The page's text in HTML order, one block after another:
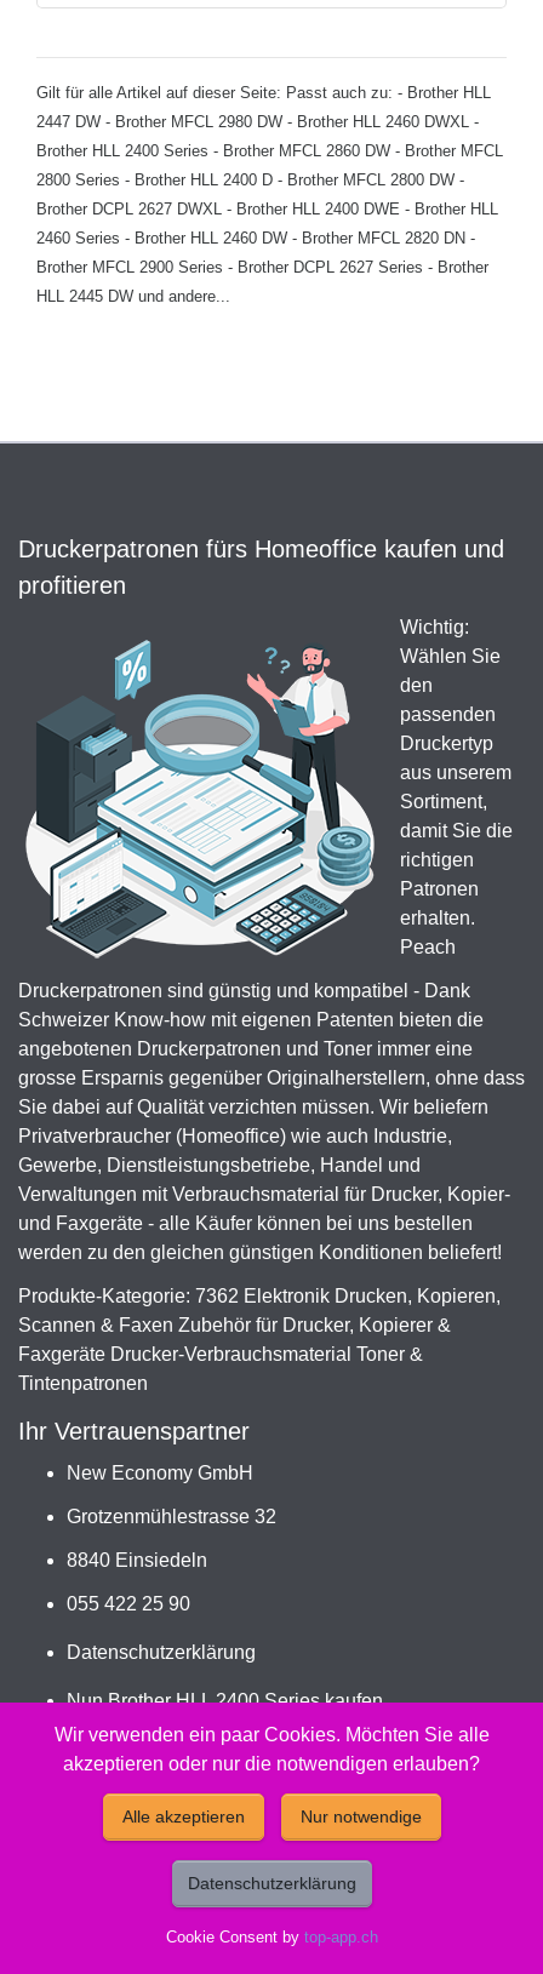
Gilt für alle Artikel auf dieser Seite: Passt auch zu: - Brother HLL
2447 DW - Brother MFCL 2980 DW - Brother HLL 2460 DWXL -
Brother HLL 2400 Series - Brother MFCL 2860 DW - Brother MFCL
2800 Series - Brother HLL 2400 D - Brother MFCL 2800 DW -
Brother DCPL 2627 DWXL - Brother HLL 2400 DWE - Brother HLL
2460 Series - Brother HLL 2460 DW - Brother MFCL 2820 DN -
Brother MFCL 2900 Series - Brother DCPL 2627 Series - Brother
HLL 2445 DW und andere...
Druckerpatronen fürs Homeoffice kaufen und
profitieren
Wichtig:
Wählen Sie
den
passenden
Druckertyp
aus unserem
Sortiment,
damit Sie die
richtigen
Patronen
erhalten.
Peach
Druckerpatronen sind günstig und kompatibel - Dank
Schweizer Know-how mit eigenen Patenten bieten die
angebotenen Druckerpatronen und Toner immer eine
grosse Ersparnis gegenüber Originalherstellern, ohne dass
Sie dabei auf Qualität verzichten müssen. Wir beliefern
Privatverbraucher (Homeoffice) wie auch Industrie,
Gewerbe, Dienstleistungsbetriebe, Handel und
Verwaltungen mit Verbrauchsmaterial für Drucker, Kopier-
und Faxgeräte - alle Käufer können bei uns bestellen
werden zu den gleichen günstigen Konditionen beliefert!
Produkte-Kategorie: 7362 Elektronik Drucken, Kopieren,
Scannen & Faxen Zubehör für Drucker, Kopierer &
Faxgeräte Drucker-Verbrauchsmaterial Toner &
Tintenpatronen
Ihr Vertrauenspartner
New Economy GmbH
Grotzenmühlestrasse 32
8840 Einsiedeln
055 422 25 90
Datenschutzerklärung
Nun Brother HLL 2400 Series kaufen
Jetzt TN-2510XL bestellen
2026 - Peach Druckerpatronen Versand Jetzt günstig und
kompatibel kaufen.
Wir verwenden ein paar Cookies. Möchten Sie alle
akzeptieren oder nur die notwendigen erlauben?
Alle akzeptieren Nur notwendige
Datenschutzerklärung
Cookie Consent by top-app.ch